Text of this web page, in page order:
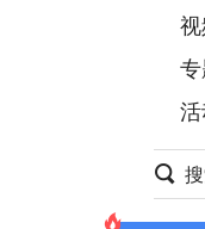
财
项目
安